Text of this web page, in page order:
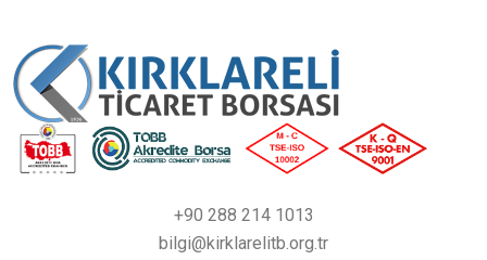
+90 288 214 1013
bilgi@kirklarelitb.org.tr